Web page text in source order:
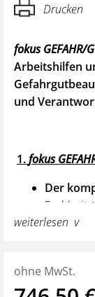
Drucken
fokus GEFAHR/
Arbeitshilfen
und
1.fokus
Der
Alle
weiterlesen
ohne MwSt.